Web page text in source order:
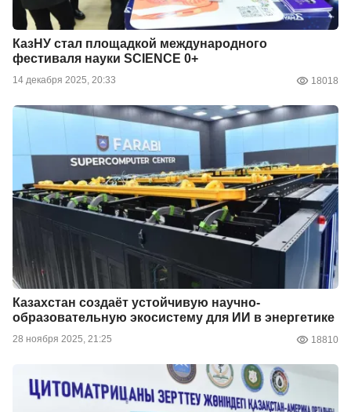
КазНУ стал площадкой международного
фестиваля науки SCIENCE 0+
14 декабря 2025, 20:33 18018
Казахстан создаёт устойчивую научно-
образовательную экосистему для ИИ в энергетике
28 ноября 2025, 21:25 18810